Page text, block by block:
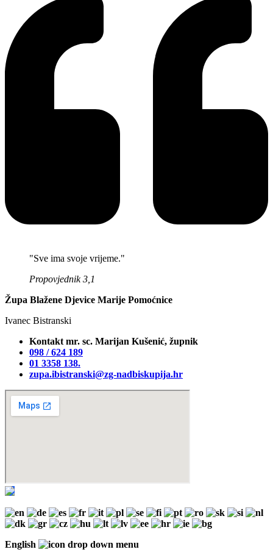
"Sve ima svoje vrijeme."
Propovjednik 3,1
Župa Blažene Djevice Marije Pomoćnice
Ivanec Bistranski
Kontakt mr. sc. Marijan Kušenić, župnik
098 / 624 189
01 3358 138‬.
zupa.ibistranski@zg-nadbiskupija.hr
English